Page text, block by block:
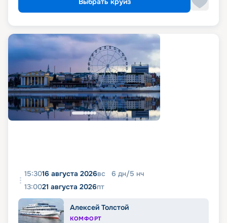
15:3016 августа 2026вс 6 дн/5 нч
13:0021 августа 2026пт
Алексей Толстой
КОМФОРТ